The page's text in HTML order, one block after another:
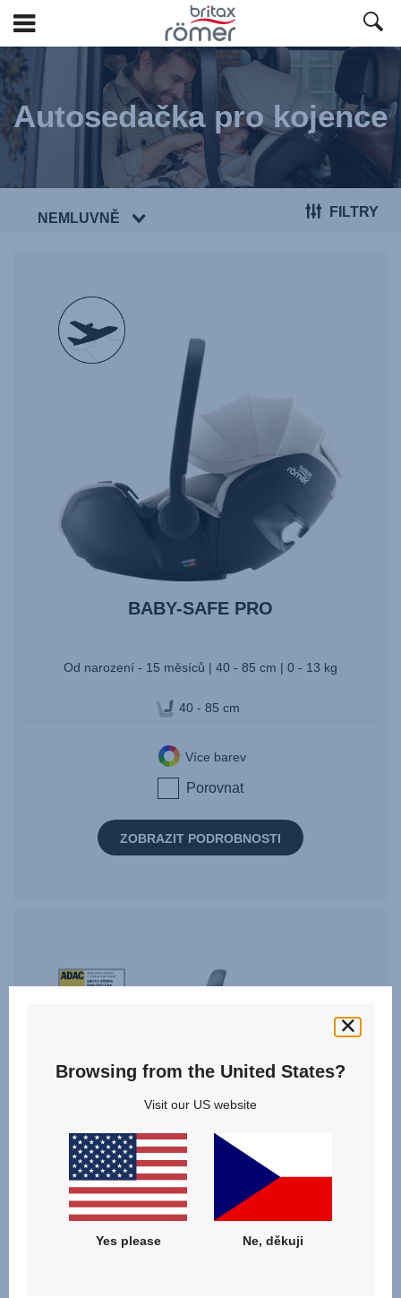
Přeskočit
obsah
Autosedačka pro kojence
NEMLUVNĚ FILTRY
null
BABY-SAFE PRO
Od narození - 15 měsíců | 40 - 85 cm | 0 - 13 kg
40 - 85 cm
Více barev
Porovnat
ZOBRAZIT PODROBNOSTI
Award
Browsing from the United States?
Visit our US website
Yes please Ne, děkuji